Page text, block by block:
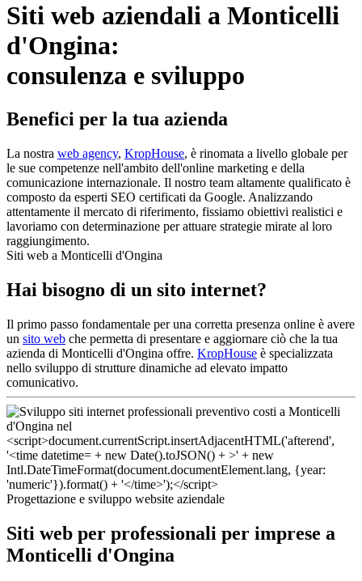
Siti web aziendali a Monticelli
d'Ongina:
consulenza e sviluppo
Benefici per la tua azienda
La nostra web agency, KropHouse, è rinomata a livello globale per
le sue competenze nell'ambito dell'online marketing e della
comunicazione internazionale. Il nostro team altamente qualificato è
composto da esperti SEO certificati da Google. Analizzando
attentamente il mercato di riferimento, fissiamo obiettivi realistici e
lavoriamo con determinazione per attuare strategie mirate al loro
raggiungimento.
Siti web a Monticelli d'Ongina
Hai bisogno di un sito internet?
Il primo passo fondamentale per una corretta presenza online è avere
un sito web che permetta di presentare e aggiornare ciò che la tua
azienda di Monticelli d'Ongina offre. KropHouse è specializzata
nello sviluppo di strutture dinamiche ad elevato impatto
comunicativo.
Progettazione e sviluppo website aziendale
Siti web per professionali per imprese a
Monticelli d'Ongina